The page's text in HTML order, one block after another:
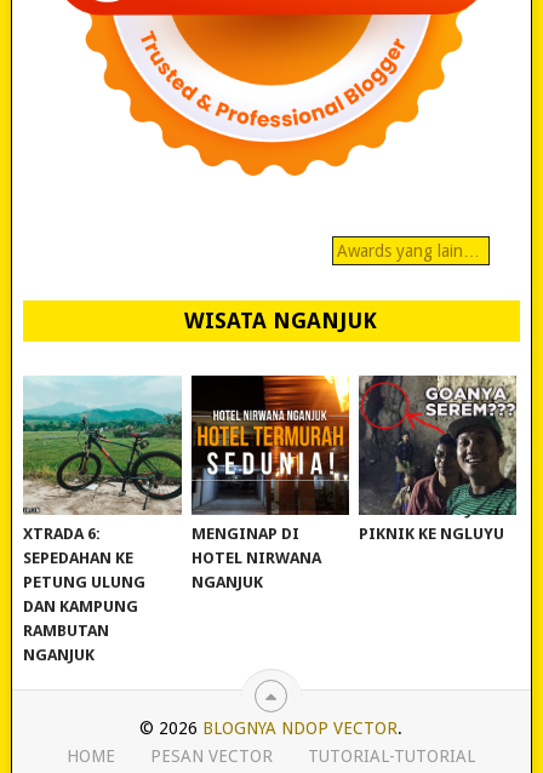
Awards yang lain…
WISATA NGANJUK
REVIEW POLYGON
XTRADA 6:
SEPEDAHAN KE
PETUNG ULUNG
DAN KAMPUNG
RAMBUTAN
NGANJUK
MURAH BANGET!
MENGINAP DI
HOTEL NIRWANA
NGANJUK
WISATA NGANJUK:
PIKNIK KE NGLUYU
© 2026 BLOGNYA NDOP VECTOR.
HOME
PESAN VECTOR TUTORIAL-TUTORIAL